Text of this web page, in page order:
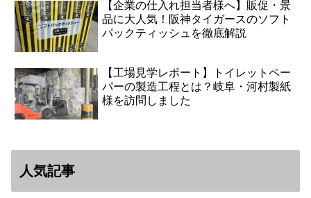
【企業の仕入れ担当者様へ】販促・景
品に大人気！阪神タイガースのソフト
パックティッシュを徹底解説
【工場見学レポート】トイレットペー
パーの製造工程とは？岐阜・河村製紙
様を訪問しました
人気記事